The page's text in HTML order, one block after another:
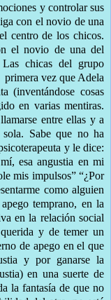
y controlar sus
con el novio de una
centro de los chicos.
el novio de una del
chicas del grupo
primera vez que Adela
(inventándose cosas
en varias mentiras.
entre ellas y a
Sabe que no ha
y le dice:
esa angustia en mi
mis impulsos” “¿Por
como alguien
temprano, en la
en la relación social
y de temer un
de apego en el que
y por ganarse la
en una suerte de
la fantasía de que no